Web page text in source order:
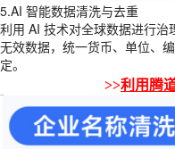
5.AI 智能数据清洗与去重
利用 AI 技术对全球数据进行
无效数据，统一货币、单位、
定。
>>利用腾